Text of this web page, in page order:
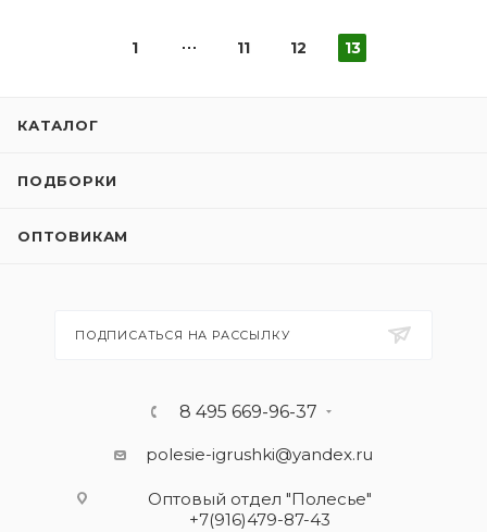
1 11 12 13
КАТАЛОГ
ПОДБОРКИ
ОПТОВИКАМ
ПОДПИСАТЬСЯ НА РАССЫЛКУ
8 495 669-96-37
polesie-igrushki@yandex.ru
Оптовый отдел "Полесье"
+7(916)479-87-43